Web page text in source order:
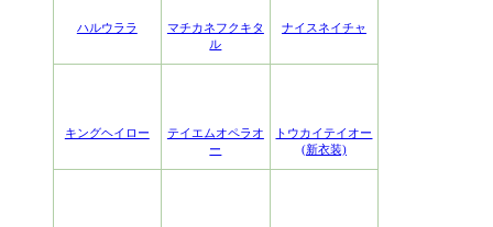
ハルウララ
マチカネフクキタ
ル
ナイスネイチャ
キングヘイロー
テイエムオペラオ
ー
トウカイテイオー
(新衣装)